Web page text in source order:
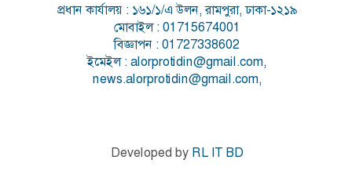
প্রধান কার্যালয় : ১৬১/১/এ উলন, রামপুরা, ঢাকা-১২১৯
মোবাইল : 01715674001
বিজ্ঞাপন : 01727338602
ইমেইল : alorprotidin@gmail.com,
news.alorprotidin@gmail.com,
Developed by RL IT BD